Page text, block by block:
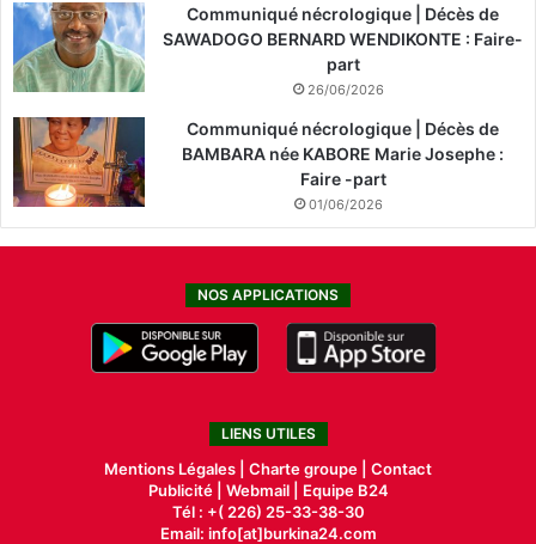
Communiqué nécrologique | Décès de
SAWADOGO BERNARD WENDIKONTE : Faire-
part
26/06/2026
Communiqué nécrologique | Décès de
BAMBARA née KABORE Marie Josephe :
Faire -part
01/06/2026
NOS APPLICATIONS
LIENS UTILES
Mentions Légales | Charte groupe | Contact
Publicité| Webmail |
Equipe B24
Tél : +( 226) 25-33-38-30
Email: info[at]burkina24.com